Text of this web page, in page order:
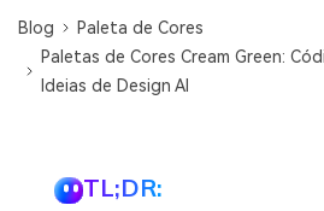
Blog
Paleta de Cores
Paletas de Cores Cream Green:
Ideias de Design AI
TL;DR: